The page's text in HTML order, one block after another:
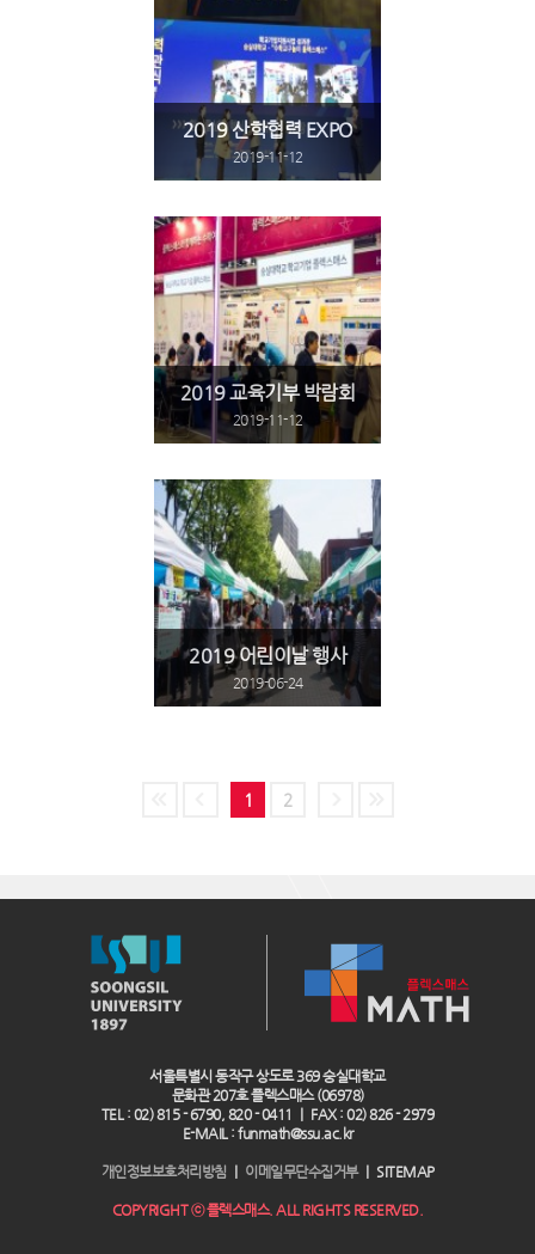
2019 산학협력 EXPO
2019-11-12
2019 교육기부 박람회
2019-11-12
2019 어린이날 행사
2019-06-24
1 2
서울특별시 동작구 상도로 369 숭실대학교
문화관 207호 플렉스매스 (06978)
TEL : 02) 815 - 6790, 820 - 0411 ｜ FAX : 02) 826 - 2979
E-MAIL : funmath@ssu.ac.kr
개인정보보호처리방침 ｜ 이메일무단수집거부｜ SITEMAP
COPYRIGHT ⓒ 플렉스매스. ALL RIGHTS RESERVED.